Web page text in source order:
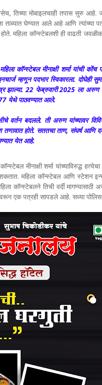
तिच्या मोबाइलचाही तपास सुरु आहे.
ताब्यात घेण्यात आले आहे आणि त्यांच्या
महिला कॉन्स्टेबलशी ही वाढती
कॉन्स्टेबल मीनाक्षी शर्मा यांची
म्हणून पदभार स्विकारला. दोघेही
झाल्या. 22 फेब्रुवारी 2025 ला अरुण
येथे पाठवण्यात आले.
वर्तन बदलले. ती अरुण यांच्यावर
होते. सततचा ताण, संघर्ष आणि
येत आहे.
मीनाक्षी शर्मा यांच्याविरुद्ध
महिला कॉन्स्टेबल आणि स्टेशन
कॉन्स्टेबलने तिची वर्दी मागण्यासाठी
एक पत्रही सापडले आहे. सध्या